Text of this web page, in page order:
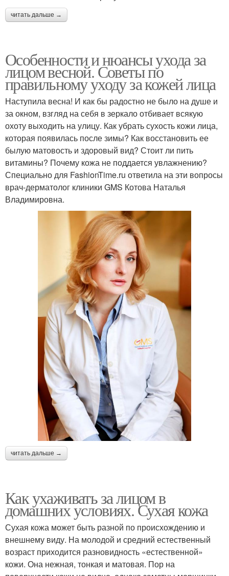
читать дальше →
Особенности и нюансы ухода за
лицом весной. Советы по
правильному уходу за кожей лица
Наступила весна! И как бы радостно не было на душе и
за окном, взгляд на себя в зеркало отбивает всякую
охоту выходить на улицу. Как убрать сухость кожи лица,
которая появилась после зимы? Как восстановить ее
былую матовость и здоровый вид? Стоит ли пить
витамины? Почему кожа не поддается увлажнению?
Специально для FashionTime.ru ответила на эти вопросы
врач-дерматолог клиники GMS Котова Наталья
Владимировна.
читать дальше →
Как ухаживать за лицом в
домашних условиях. Сухая кожа
Сухая кожа может быть разной по происхождению и
внешнему виду. На молодой и средний естественный
возраст приходится разновидность «естественной»
кожи. Она нежная, тонкая и матовая. Пор на